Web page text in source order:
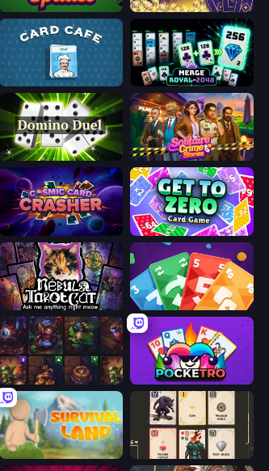
Spades Las Vegas Poker
Card Cafe Merge Royal
Domino Duel Solitaire Crime Stories
Cosmic Card Crasher Get to Zero
Nébula Tarot Cat Foono Online Multiplayer
Cards Keeper Pocketro
Survival Land Forward